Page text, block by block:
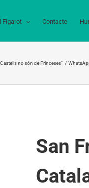
Figarot Contacte
no són de Princeses”
San